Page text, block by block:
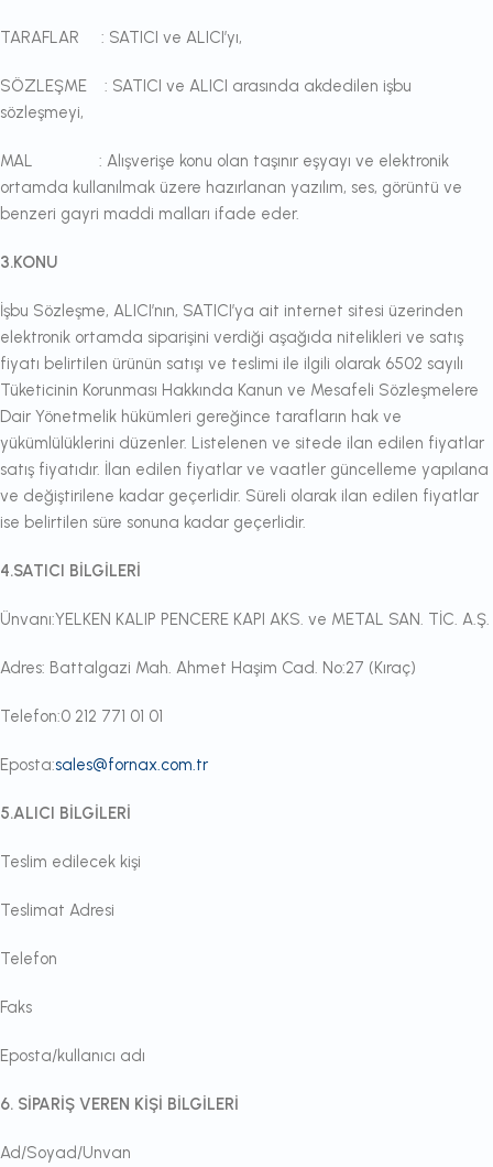
TARAFLAR : SATICI ve ALICI’yı,
SÖZLEŞME : SATICI ve ALICI arasında akdedilen işbu
sözleşmeyi,
MAL : Alışverişe konu olan taşınır eşyayı ve elektronik
ortamda kullanılmak üzere hazırlanan yazılım, ses, görüntü ve
benzeri gayri maddi malları ifade eder.
3.KONU
İşbu Sözleşme, ALICI’nın, SATICI’ya ait internet sitesi üzerinden
elektronik ortamda siparişini verdiği aşağıda nitelikleri ve satış
fiyatı belirtilen ürünün satışı ve teslimi ile ilgili olarak 6502 sayılı
Tüketicinin Korunması Hakkında Kanun ve Mesafeli Sözleşmelere
Dair Yönetmelik hükümleri gereğince tarafların hak ve
yükümlülüklerini düzenler. Listelenen ve sitede ilan edilen fiyatlar
satış fiyatıdır. İlan edilen fiyatlar ve vaatler güncelleme yapılana
ve değiştirilene kadar geçerlidir. Süreli olarak ilan edilen fiyatlar
ise belirtilen süre sonuna kadar geçerlidir.
4.SATICI BİLGİLERİ
Ünvanı:YELKEN KALIP PENCERE KAPI AKS. ve METAL SAN. TİC. A.Ş.
Adres: Battalgazi Mah. Ahmet Haşim Cad. No:27 (Kıraç)
Telefon:0 212 771 01 01
Eposta:sales@fornax.com.tr
5.ALICI BİLGİLERİ
Teslim edilecek kişi
Teslimat Adresi
Telefon
Faks
Eposta/kullanıcı adı
6. SİPARİŞ VEREN KİŞİ BİLGİLERİ
Ad/Soyad/Unvan